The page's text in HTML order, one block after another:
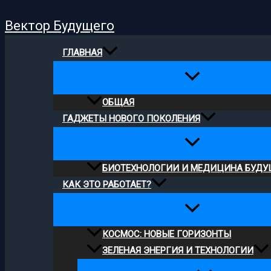
кВектор Будущего
ГЛАВНАЯ
ОБЩАЯ
ГАДЖЕТЫ НОВОГО ПОКОЛЕНИЯ
БИОТЕХНОЛОГИИ И МЕДИЦИНА
КАК ЭТО РАБОТАЕТ?
КОСМОС: НОВЫЕ ГОРИЗОНТЫ
ЗЕЛЕНАЯ ЭНЕРГИЯ И ТЕХНОЛОГИИ